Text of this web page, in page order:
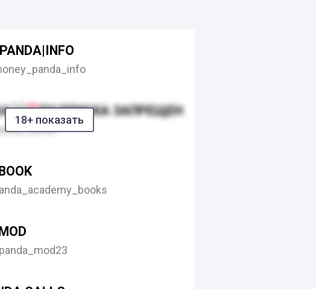
18+ показать
ПОДПИСКА ЗАПРЕЩЕНА